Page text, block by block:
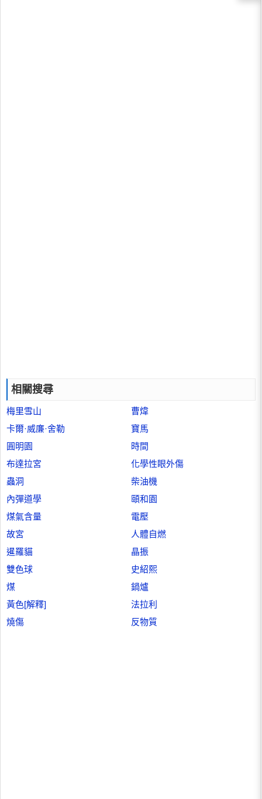
相關搜尋
梅里雪山
曹煒
卡爾·威廉·舍勒
寶馬
圓明園
時間
布達拉宮
化學性眼外傷
蟲洞
柴油機
內彈道學
頤和園
煤氣含量
電壓
故宮
人體自燃
暹羅貓
晶振
雙色球
史紹熙
煤
鍋爐
黃色[解釋]
法拉利
燒傷
反物質